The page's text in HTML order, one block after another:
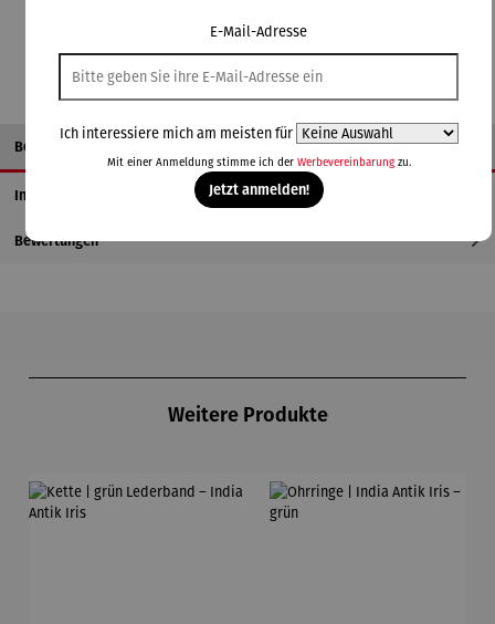
Beschreibung
Informationen zum Hersteller
Bewertungen
Weitere Produkte
E-Mail-Adresse
Ich interessiere mich am meisten für
Mit einer Anmeldung stimme ich der Werbevereinbarungzu.
Jetzt anmelden!